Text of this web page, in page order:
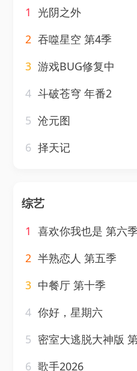
1 光阴之外
2 吞噬星空 第4季
3 游戏BUG修复中
4 斗破苍穹 年番2
5 沧元图
6 择天记
综艺
1 喜欢你我也是 第六季
2 半熟恋人 第五季
3 中餐厅 第十季
4 你好，星期六
5 密室大逃脱大神版
6 歌手2026